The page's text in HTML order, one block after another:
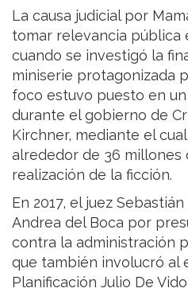
La causa judicial por
tomar relevancia pública
cuando se investigó la
miniserie protagonizada
foco estuvo puesto en
durante el gobierno de
Kirchner, mediante el
alrededor de 36 millones
realización de la ficción.
En 2017, el juez
Andrea del Boca por
contra la administración
que también involucró al
Planificación Julio De